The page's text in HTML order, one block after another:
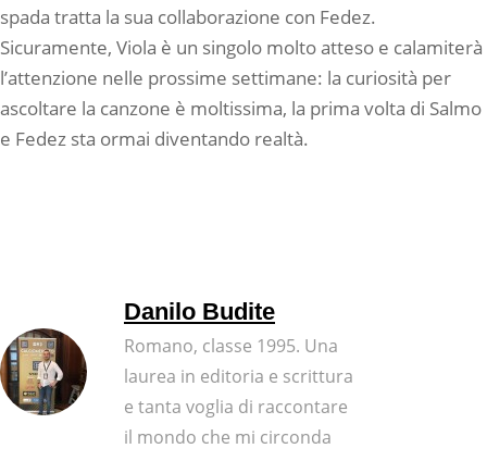
spada tratta la sua collaborazione con Fedez.
Sicuramente, Viola è un singolo molto atteso e calamiterà
l’attenzione nelle prossime settimane: la curiosità per
ascoltare la canzone è moltissima, la prima volta di Salmo
e Fedez sta ormai diventando realtà.
Danilo Budite
Romano, classe 1995. Una
laurea in editoria e scrittura
e tanta voglia di raccontare
il mondo che mi circonda